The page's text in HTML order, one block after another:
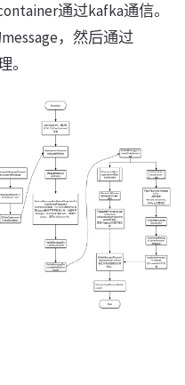
通过kafka通信。
，然后通过
。